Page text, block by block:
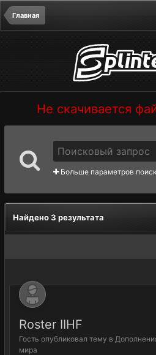
Главная
Не скачивается
Больше параметров
Найдено 3 результата
Roster IIHF
Гость опубликовал тему в
мира